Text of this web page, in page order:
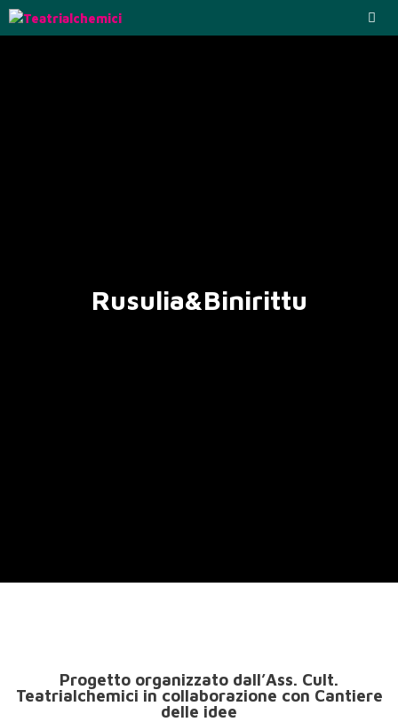
Rusulia&Binirittu
Progetto organizzato dall’Ass. Cult.
Teatrialchemici in collaborazione con Cantiere
delle idee